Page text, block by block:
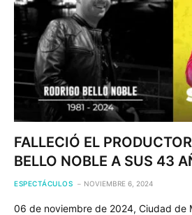
FALLECIÓ EL
BELLO NOBLE A SUS 43
ESPECTÁCULOS NOVIEMBRE 6, 2024
06 de noviembre de 2024, Ciudad de